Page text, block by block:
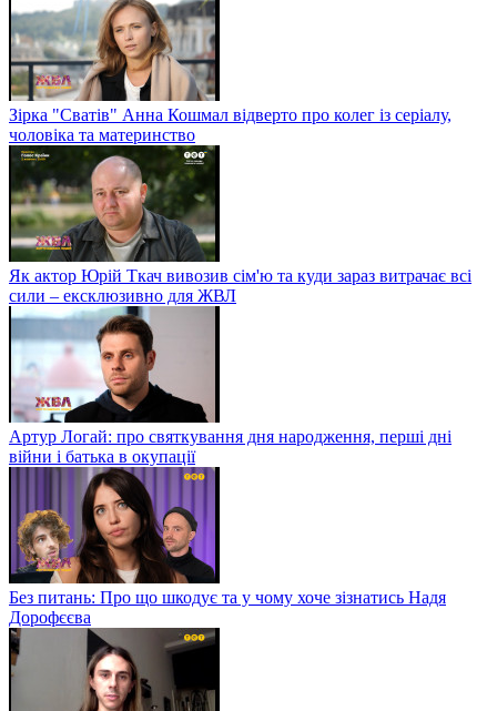
Зірка "Сватів" Анна Кошмал відверто про колег із серіалу,
чоловіка та материнство
Як актор Юрій Ткач вивозив сім'ю та куди зараз витрачає всі
сили – ексклюзивно для ЖВЛ
Артур Логай: про святкування дня народження, перші дні
війни і батька в окупації
Без питань: Про що шкодує та у чому хоче зізнатись Надя
Дорофєєва